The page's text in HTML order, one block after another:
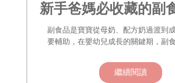
新手爸媽必收藏的副
技巧！
副食品是寶寶從母奶、配方奶過渡到
要輔助，在嬰幼兒成長的關鍵期，副
繼續閱讀